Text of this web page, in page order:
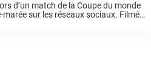
d’un match de la Coupe du monde
sur les réseaux sociaux. Filmé